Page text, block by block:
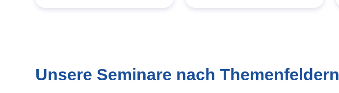
Unsere Seminare nach Themenfeldern